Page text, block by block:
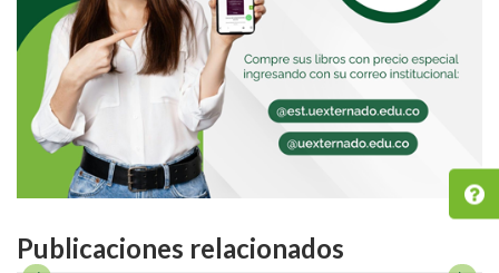
Publicaciones relacionados